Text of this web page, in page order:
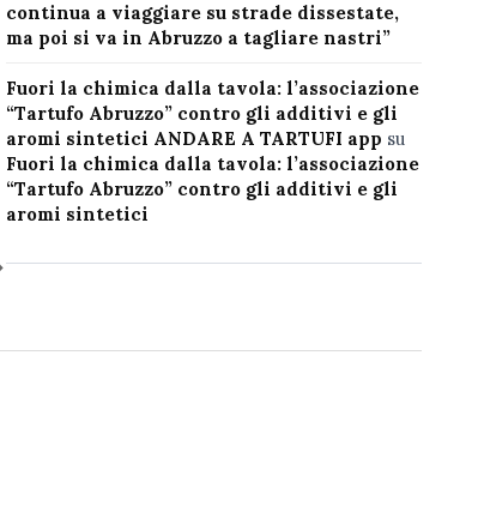
continua a viaggiare su strade dissestate,
ma poi si va in Abruzzo a tagliare nastri”
Fuori la chimica dalla tavola: l’associazione
“Tartufo Abruzzo” contro gli additivi e gli
aromi sintetici ANDARE A TARTUFI app su
Fuori la chimica dalla tavola: l’associazione
“Tartufo Abruzzo” contro gli additivi e gli
aromi sintetici